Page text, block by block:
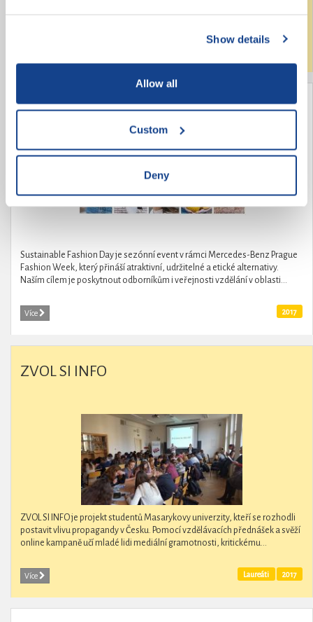
Show details
Allow all
Custom
Deny
Módní revolucionářka Kamila Boudová -
organizátorka Sustainable Fashion Day
Sustainable Fashion Day je sezónní event v rámci Mercedes-Benz Prague
Fashion Week, který přináší atraktivní, udržitelné a etické alternativy.
Naším cílem je poskytnout odborníkům i veřejnosti vzdělání v oblasti...
Více 2017
ZVOL SI INFO
ZVOL SI INFO je projekt studentů Masarykovy univerzity, kteří se rozhodli
postavit vlivu propagandy v Česku. Pomocí vzdělávacích přednášek a svěží
online kampaně učí mladé lidi mediální gramotnosti, kritickému...
Více 2017
Laureáti